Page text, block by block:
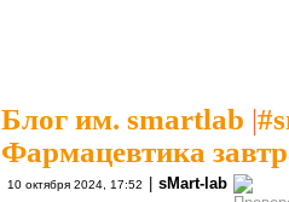
Блог им. smartlab |
Фармацевтика
10 октября 2024, 17:52 | sMart-lab